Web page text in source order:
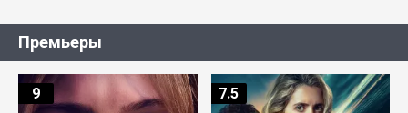
Премьеры
9 7.5